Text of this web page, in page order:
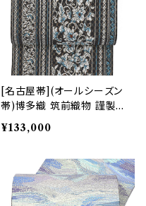
[名古屋帯](オールシーズン
帯)博多織 筑前織物 謹製
捩れ組織 八寸帯 正絹 日本
製(商品番号:22086)
¥133,000